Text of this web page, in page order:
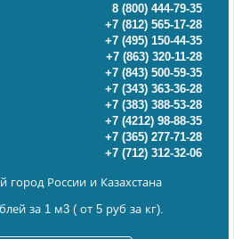
8 (800) 444-79-35
+7 (812) 565-17-28
+7 (495) 150-44-35
+7 (863) 320-11-28
+7 (843) 500-59-35
+7 (343) 363-36-28
+7 (383) 388-53-28
+7 (4212) 98-88-35
+7 (365) 277-71-28
+7 (712) 312-32-06
город России и Казахстана
за 1 м3 ( от 5 руб за кг).